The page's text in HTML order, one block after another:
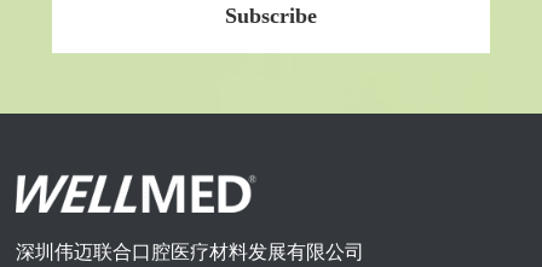
深圳伟迈联合口腔医疗材料发展有限公司